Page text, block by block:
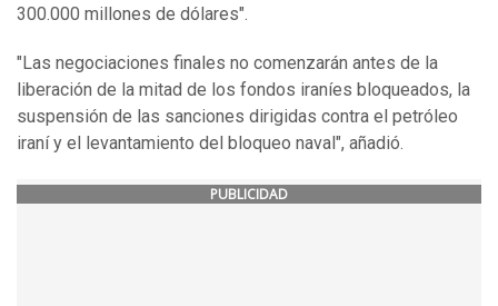
300.000 millones de dólares".
"Las negociaciones finales no comenzarán antes de la
liberación de la mitad de los fondos iraníes bloqueados, la
suspensión de las sanciones dirigidas contra el petróleo
iraní y el levantamiento del bloqueo naval", añadió.
PUBLICIDAD